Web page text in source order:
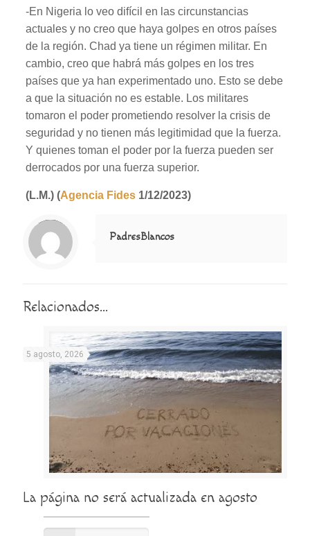
-En Nigeria lo veo difícil en las circunstancias
actuales y no creo que haya golpes en otros países
de la región. Chad ya tiene un régimen militar. En
cambio, creo que habrá más golpes en los tres
países que ya han experimentado uno. Esto se debe
a que la situación no es estable. Los militares
tomaron el poder prometiendo resolver la crisis de
seguridad y no tienen más legitimidad que la fuerza.
Y quienes toman el poder por la fuerza pueden ser
derrocados por una fuerza superior.
(L.M.) (Agencia Fides1/12/2023)
Notice
: Trying to access array offset on value of type null in
/home/misioner/public_html/padresblancos/themes/betheme/includes/content-single.php
on line
286
PadresBlancos
Relacionados...
5 agosto, 2026
La página no será actualizada en agosto